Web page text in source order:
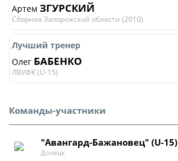
Артем ЗГУРСКИЙ
Сборная Запорожской области (2010)
Лучший тренер
Олег БАБЕНКО
ЛВУФК (U-15)
Команды-участники
"Авангард-Бажановец" (U-15)
Донецк